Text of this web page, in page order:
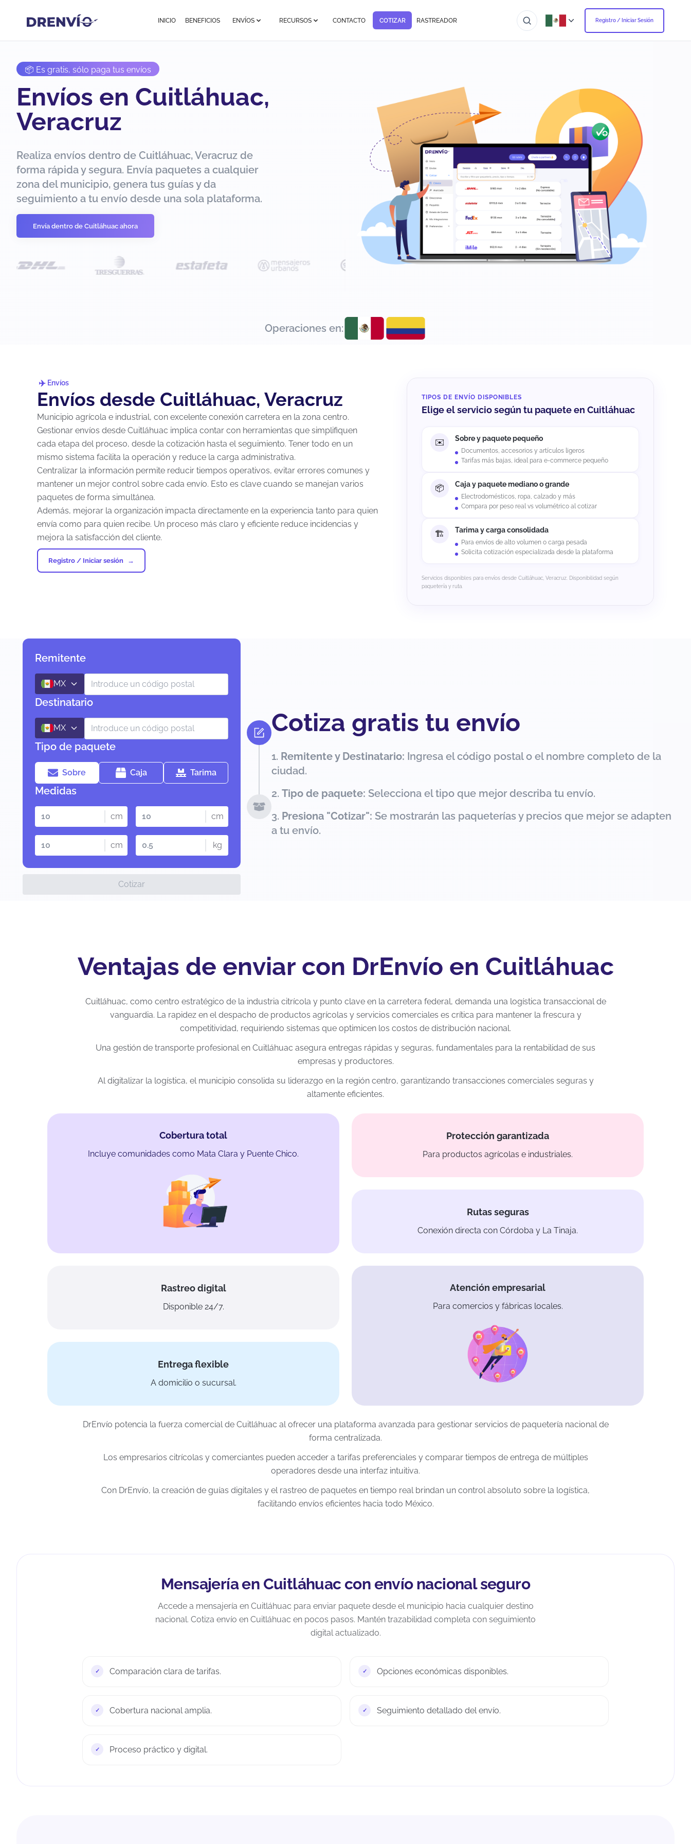
INICIO BENEFICIOS ENVÍOS RECURSOS CONTACTO COTIZAR RASTREADOR Registro / Iniciar Sesión
📦 Es gratis, sólo paga tus envíos
Envíos en Cuitláhuac,
Veracruz
Realiza envíos dentro de Cuitláhuac, Veracruz de
forma rápida y segura. Envía paquetes a cualquier
zona del municipio, genera tus guías y da
seguimiento a tu envío desde una sola plataforma.
Envía dentro de Cuitláhuac ahora
Operaciones en:
Envíos
Envíos desde Cuitláhuac, Veracruz
Municipio agrícola e industrial, con excelente conexión carretera en la zona centro.
Gestionar envíos desde Cuitláhuac implica contar con herramientas que simplifiquen
cada etapa del proceso, desde la cotización hasta el seguimiento. Tener todo en un
mismo sistema facilita la operación y reduce la carga administrativa.
Centralizar la información permite reducir tiempos operativos, evitar errores comunes y
mantener un mejor control sobre cada envío. Esto es clave cuando se manejan varios
paquetes de forma simultánea.
Además, mejorar la organización impacta directamente en la experiencia tanto para quien
envía como para quien recibe. Un proceso más claro y eficiente reduce incidencias y
mejora la satisfacción del cliente.
Registro / Iniciar sesión
TIPOS DE ENVÍO DISPONIBLES
Elige el servicio según tu paquete en Cuitláhuac
Sobre y paquete pequeño
Documentos, accesorios y artículos ligeros
Tarifas más bajas, ideal para e-commerce pequeño
Caja y paquete mediano o grande
Electrodomésticos, ropa, calzado y más
Compara por peso real vs volumétrico al cotizar
Tarima y carga consolidada
Para envíos de alto volumen o carga pesada
Solicita cotización especializada desde la plataforma
Servicios disponibles para envíos desde Cuitláhuac, Veracruz. Disponibilidad según
paquetería y ruta.
Remitente
MX
Destinatario
MX
Tipo de paquete
Sobre Caja Tarima
Medidas
cm cm
cm kg
Cotizar
Cotiza gratis tu envío
Remitente y Destinatario: Ingresa el código postal o el nombre completo de la
ciudad.
Tipo de paquete: Selecciona el tipo que mejor describa tu envío.
Presiona "Cotizar": Se mostrarán las paqueterías y precios que mejor se adapten
a tu envío.
Ventajas de enviar con DrEnvío en Cuitláhuac
Cuitláhuac, como centro estratégico de la industria citrícola y punto clave en la carretera federal, demanda una logística transaccional de
vanguardia. La rapidez en el despacho de productos agrícolas y servicios comerciales es crítica para mantener la frescura y
competitividad, requiriendo sistemas que optimicen los costos de distribución nacional.
Una gestión de transporte profesional en Cuitláhuac asegura entregas rápidas y seguras, fundamentales para la rentabilidad de sus
empresas y productores.
Al digitalizar la logística, el municipio consolida su liderazgo en la región centro, garantizando transacciones comerciales seguras y
altamente eficientes.
Cobertura total
Incluye comunidades como Mata Clara y Puente Chico.
Protección garantizada
Para productos agrícolas e industriales.
Rutas seguras
Conexión directa con Córdoba y La Tinaja.
Rastreo digital
Disponible 24/7.
Atención empresarial
Para comercios y fábricas locales.
Entrega flexible
A domicilio o sucursal.
DrEnvío potencia la fuerza comercial de Cuitláhuac al ofrecer una plataforma avanzada para gestionar servicios de paquetería nacional de
forma centralizada.
Los empresarios citrícolas y comerciantes pueden acceder a tarifas preferenciales y comparar tiempos de entrega de múltiples
operadores desde una interfaz intuitiva.
Con DrEnvío, la creación de guías digitales y el rastreo de paquetes en tiempo real brindan un control absoluto sobre la logística,
facilitando envíos eficientes hacia todo México.
Mensajería en Cuitláhuac con envío nacional seguro
Accede a mensajería en Cuitláhuac para enviar paquete desde el municipio hacia cualquier destino
nacional. Cotiza envío en Cuitláhuac en pocos pasos. Mantén trazabilidad completa con seguimiento
digital actualizado.
Comparación clara de tarifas. Opciones económicas disponibles.
Cobertura nacional amplia. Seguimiento detallado del envío.
Proceso práctico y digital.